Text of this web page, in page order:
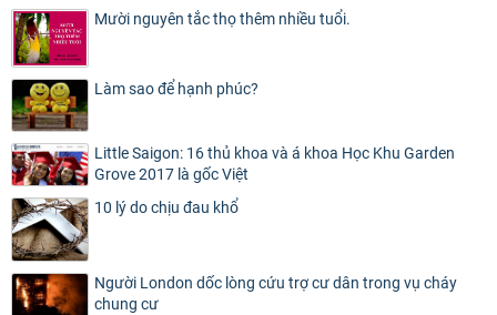
Mười nguyên tắc thọ thêm nhiều tuổi.
Làm sao để hạnh phúc?
Little Saigon: 16 thủ khoa và á khoa Học Khu Garden
Grove 2017 là gốc Việt
10 lý do chịu đau khổ
Người London dốc lòng cứu trợ cư dân trong vụ cháy
chung cư